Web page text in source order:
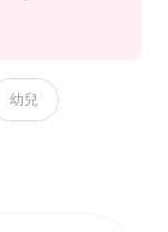
幼兒